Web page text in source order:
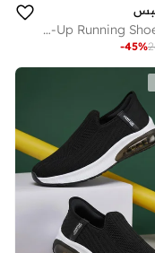
Men Crunk Marathon Cushion Lace-Up Running Shoes-Black
-45%